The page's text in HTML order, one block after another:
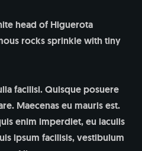
head of Higuerota
rocks sprinkle with tiny
facilisi. Quisque posuere
Maecenas eu mauris est.
enim imperdiet, eu iaculis
ipsum facilisis, vestibulum